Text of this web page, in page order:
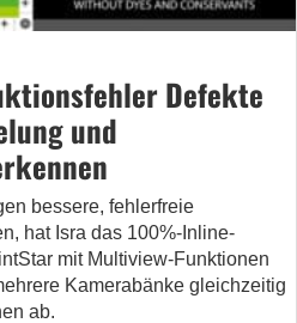
Defekte
und
bessere, fehlerfreie
hat Isra das 100%-Inline-
mit Multiview-Funktionen
Kamerabänke gleichzeitig
ab.